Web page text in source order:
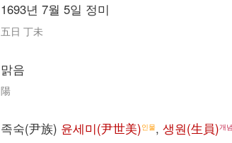
1693년 7월 5일 정미
五日 丁未
맑음
陽
족숙(尹族) 윤세미(尹世美)인물, 생원(生員)개념